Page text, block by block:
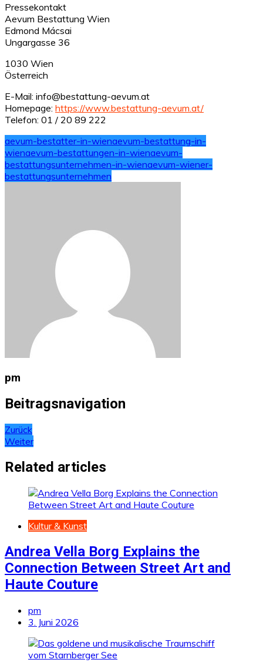
Pressekontakt
Aevum Bestattung Wien
Edmond Mácsai
Ungargasse 36
1030 Wien
Österreich
E-Mail: info@bestattung-aevum.at
Homepage: https://www.bestattung-aevum.at/
Telefon: 01 / 20 89 222
aevum-bestatter-in-wienaevum-bestattung-in-
wienaevum-bestattungen-in-wienaevum-
bestattungsunternehmen-in-wienaevum-wiener-
bestattungsunternehmen
pm
Beitragsnavigation
Zurück
Weiter
Related articles
Kultur & Kunst
Andrea Vella Borg Explains the
Connection Between Street Art and
Haute Couture
pm
3. Juni 2026